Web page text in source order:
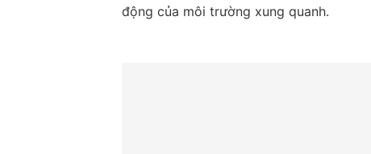
động của môi trường xung quanh.